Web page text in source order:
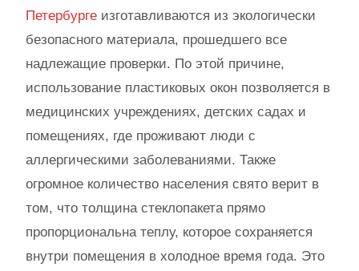
Петербурге изготавливаются из экологически
безопасного материала, прошедшего все
надлежащие проверки. По этой причине,
использование пластиковых окон позволяется в
медицинских учреждениях, детских садах и
помещениях, где проживают люди с
аллергическими заболеваниями. Также
огромное количество населения свято верит в
том, что толщина стеклопакета прямо
пропорциональна теплу, которое сохраняется
внутри помещения в холодное время года. Это